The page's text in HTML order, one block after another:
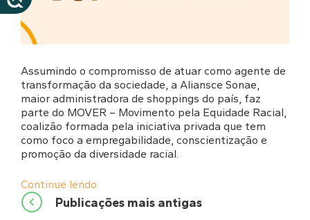
Assumindo o compromisso de atuar como agente de
transformação da sociedade, a Aliansce Sonae,
maior administradora de shoppings do país, faz
parte do MOVER – Movimento pela Equidade Racial,
coalizão formada pela iniciativa privada que tem
como foco a empregabilidade, conscientização e
promoção da diversidade racial.
Continue lendo
Navegação
Publicações mais antigas